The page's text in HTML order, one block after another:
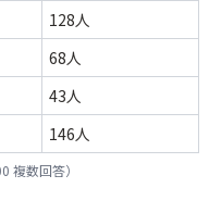
128人
68人
43人
146人
複数回答）